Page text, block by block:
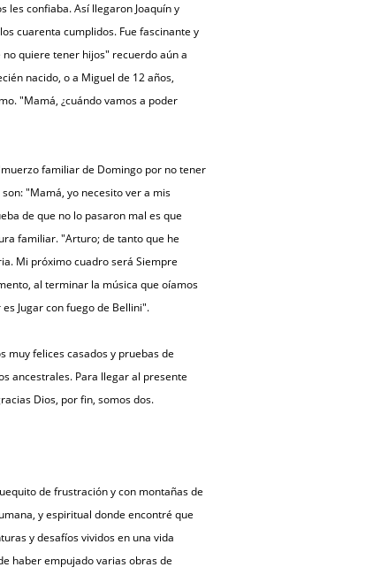
les confiaba. Así llegaron Joaquín y
cuarenta cumplidos. Fue fascinante y
quiere tener hijos" recuerdo aún a
nacido, o a Miguel de 12 años,
"Mamá, ¿cuándo vamos a poder
familiar de Domingo por no tener
"Mamá, yo necesito ver a mis
de que no lo pasaron mal es que
familiar. "Arturo; de tanto que he
Mi próximo cuadro será Siempre
al terminar la música que oíamos
Jugar con fuego de Bellini".
muy felices casados y pruebas de
ancestrales. Para llegar al presente
Dios, por fin, somos dos.
de frustración y con montañas de
y espiritual donde encontré que
y desafíos vividos en una vida
haber empujado varias obras de